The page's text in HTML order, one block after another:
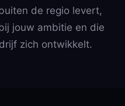
de regio levert,
jouw ambitie en die
zich ontwikkelt.